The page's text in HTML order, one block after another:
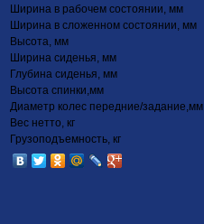
Ширина в рабочем состоянии, мм
Ширина в сложенном состоянии, мм
Высота, мм
Ширина сиденья, мм
Глубина сиденья, мм
Высота спинки,мм
Диаметр колес передние/задание,мм
Вес нетто, кг
Грузоподъемность, кг